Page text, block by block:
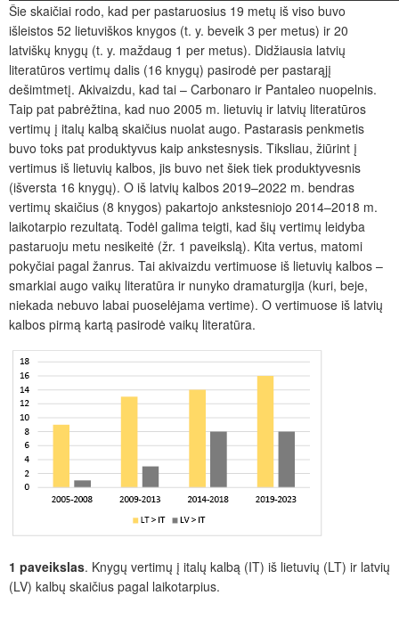
Šie skaičiai rodo, kad per pastaruosius 19 metų iš viso buvo
išleistos 52 lietuviškos knygos (t. y. beveik 3 per metus) ir 20
latviškų knygų (t. y. maždaug 1 per metus). Didžiausia latvių
literatūros vertimų dalis (16 knygų) pasirodė per pastarąjį
dešimtmetį. Akivaizdu, kad tai – Carbonaro ir Pantaleo nuopelnis.
Taip pat pabrėžtina, kad nuo 2005 m. lietuvių ir latvių literatūros
vertimų į italų kalbą skaičius nuolat augo. Pastarasis penkmetis
buvo toks pat produktyvus kaip ankstesnysis. Tiksliau, žiūrint į
vertimus iš lietuvių kalbos, jis buvo net šiek tiek produktyvesnis
(išversta 16 knygų). O iš latvių kalbos 2019–2022 m. bendras
vertimų skaičius (8 knygos) pakartojo ankstesniojo 2014–2018 m.
laikotarpio rezultatą. Todėl galima teigti, kad šių vertimų leidyba
pastaruoju metu nesikeitė (žr. 1 paveikslą). Kita vertus, matomi
pokyčiai pagal žanrus. Tai akivaizdu vertimuose iš lietuvių kalbos –
smarkiai augo vaikų literatūra ir nunyko dramaturgija (kuri, beje,
niekada nebuvo labai puoselėjama vertime). O vertimuose iš latvių
kalbos pirmą kartą pasirodė vaikų literatūra.
1 paveikslas. Knygų vertimų į italų kalbą (IT) iš lietuvių (LT) ir latvių
(LV) kalbų skaičius pagal laikotarpius.